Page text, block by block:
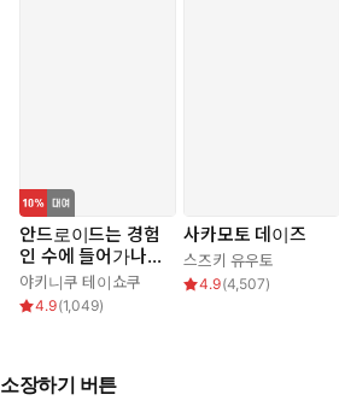
ⓒShinnosuke Kanazawa/SQUARE ENIX
안드로이드는 경험
인 수에 들어가나
요??
야키니쿠 테이쇼쿠
4.9(1,049)
사카모토 데이즈
스즈키 유우토
4.9(4,507)
소장하기 버튼